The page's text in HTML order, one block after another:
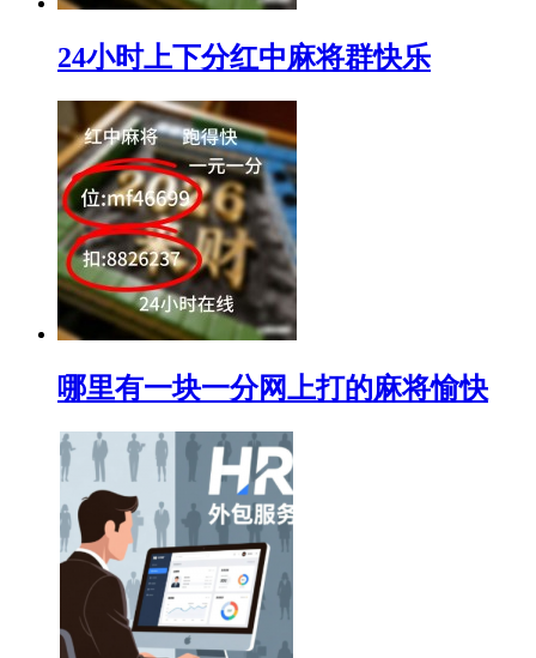
24小时上下分红中麻将群快乐
哪里有一块一分网上打的麻将愉快